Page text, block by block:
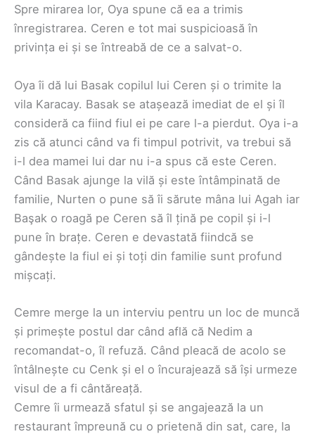
Spre mirarea lor, Oya spune că ea a trimis
înregistrarea. Ceren e tot mai suspicioasă în
privința ei și se întreabă de ce a salvat-o.
Oya îi dă lui Basak copilul lui Ceren și o trimite la
vila Karacay. Basak se atașează imediat de el și îl
consideră ca fiind fiul ei pe care l-a pierdut. Oya i-a
zis că atunci când va fi timpul potrivit, va trebui să
i-l dea mamei lui dar nu i-a spus că este Ceren.
Când Basak ajunge la vilă și este întâmpinată de
familie, Nurten o pune să îi sărute mâna lui Agah iar
Başak o roagă pe Ceren să îl țină pe copil și i-l
pune în brațe. Ceren e devastată fiindcă se
gândește la fiul ei și toți din familie sunt profund
mișcați.
Cemre merge la un interviu pentru un loc de muncă
și primește postul dar când află că Nedim a
recomandat-o, îl refuză. Când pleacă de acolo se
întâlnește cu Cenk și el o încurajează să își urmeze
visul de a fi cântăreață.
Cemre îi urmează sfatul și se angajează la un
restaurant împreună cu o prietenă din sat, care, la